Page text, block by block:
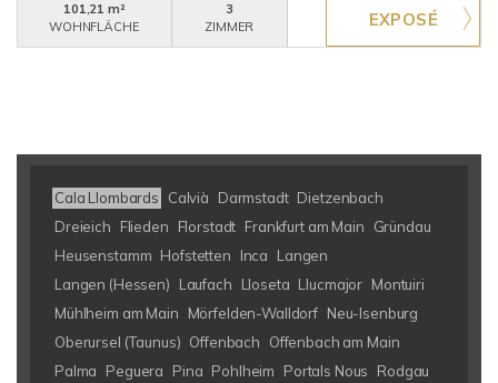
101,21 m²
WOHNFLÄCHE
3
ZIMMER
Cala Llombards Calvià Darmstadt Dietzenbach
Dreieich
Flieden Florstadt Frankfurt am Main
Gründau
Heusenstamm Hofstetten Inca
Langen
Langen (Hessen)
Laufach Lloseta Llucmajor Montuiri
Mühlheim am Main
Mörfelden-Walldorf Neu-Isenburg
Oberursel (Taunus) Offenbach
Offenbach am Main
Palma
Peguera Pina Pohlheim Portals Nous
Rodgau